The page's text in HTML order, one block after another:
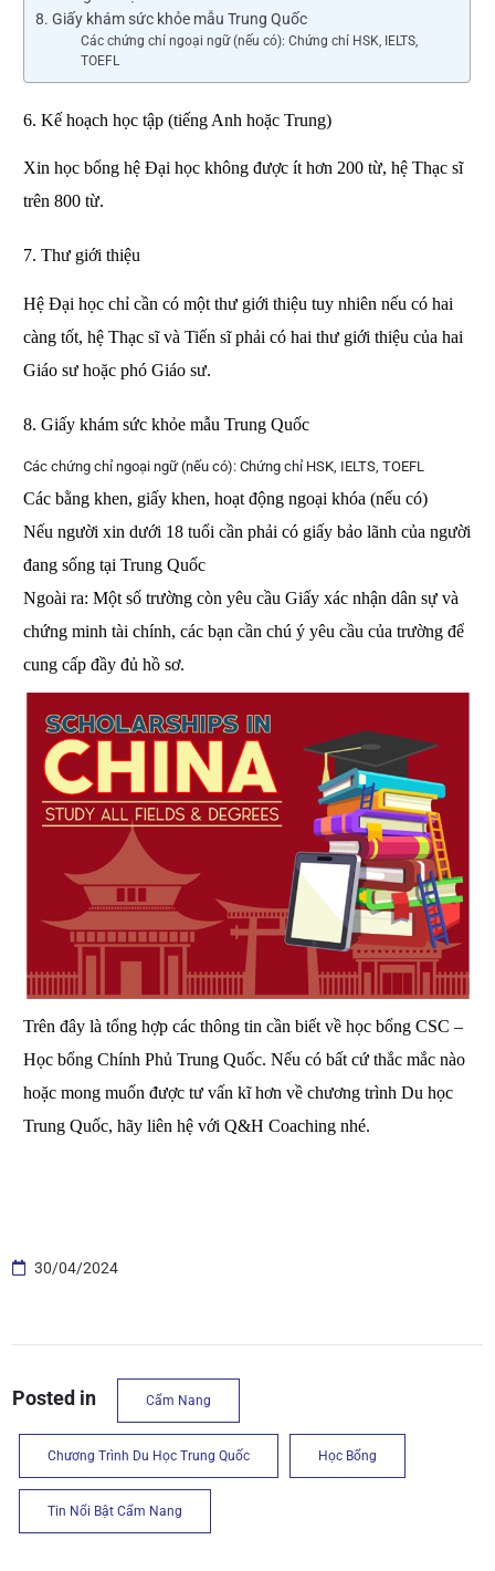
8. Giấy khám sức khỏe mẫu Trung Quốc
Các chứng chỉ ngoại ngữ (nếu có): Chứng chỉ HSK, IELTS,
TOEFL
6. Kế hoạch học tập (tiếng Anh hoặc Trung)
Xin học bổng hệ Đại học không được ít hơn 200 từ, hệ Thạc sĩ
trên 800 từ.
7. Thư giới thiệu
Hệ Đại học chỉ cần có một thư giới thiệu tuy nhiên nếu có hai
càng tốt, hệ Thạc sĩ và Tiến sĩ phải có hai thư giới thiệu của hai
Giáo sư hoặc phó Giáo sư.
8. Giấy khám sức khỏe mẫu Trung Quốc
Các chứng chỉ ngoại ngữ (nếu có): Chứng chỉ HSK, IELTS, TOEFL
Các bằng khen, giấy khen, hoạt động ngoại khóa (nếu có)
Nếu người xin dưới 18 tuổi cần phải có giấy bảo lãnh của người
đang sống tại Trung Quốc
Ngoài ra: Một số trường còn yêu cầu Giấy xác nhận dân sự và
chứng minh tài chính, các bạn cần chú ý yêu cầu của trường để
cung cấp đầy đủ hồ sơ.
Trên đây là tổng hợp các thông tin cần biết về học bổng CSC –
Học bổng Chính Phủ Trung Quốc. Nếu có bất cứ thắc mắc nào
hoặc mong muốn được tư vấn kĩ hơn về chương trình Du học
Trung Quốc, hãy liên hệ với Q&H Coaching nhé.
30/04/2024
Posted in Cẩm Nang
Chương Trình Du Học Trung Quốc Học Bổng
Tin Nổi Bật Cẩm Nang